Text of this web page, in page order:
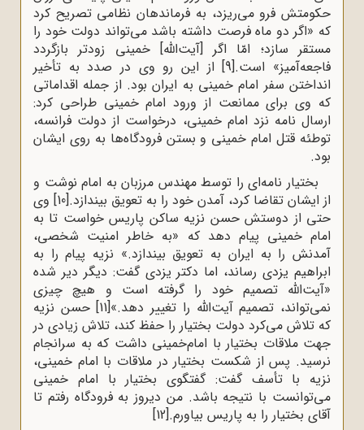
حکومتش‌ فرو می‌ریزد، به‌ فرماندهان‌ نظامی ‌تصریح‌ کرد
که «اگر دو ماه‌ فرصت‌ داشته‌ باشد می‌تواند دولت‌ خود را
مستقر سازد؛ امّا اگر [آیت‌الله] خمینی‌ زودتر بازگردد
فاجعه‌آمیز» است‌.[9] از این رو وی در صدد به تأخیر
انداختن سفر امام خمینی به ایران بود. از جمله اقداماتی
که وی برای ‌ممانعت‌ از ورود امام‌ خمینی‌ طراحی‌ کرد:
ارسال‌ نامه‌ نزد امام‌ خمینی‌، درخواست‌ از دولت‌ فرانسه‌،
توطئه قتل امام خمینی و بستن فرودگاه‌ها به روی ایشان
بود.
بختیار نامه‌ای‌ را توسط‌ مهندس‌ مرزبان‌ به‌ امام‌ نوشت‌ و
از ایشان‌ تقاضا کرد، آمدن‌ خود را به‌ تعویق‌ بیندازد.[10]
وی‌
حتی‌ از دوستش‌ حسن‌ نزیه‌ ساکن‌ پاریس‌ خواست‌ تا به
‌امام‌ خمینی‌ پیام‌ دهد که «به‌ خاطر امنیت‌ شخصی‌،
آمدنش‌ را به‌ ایران ‌به‌ تعویق‌ بیندازد.» نزیه‌ پیام‌ را به
ابراهیم‌ یزدی‌ رساند، اما دکتر یزدی‌ گفت‌: دیگر دیر شده
«آیت‌الله تصمیم‌ خود را گرفته‌ است‌ و هیچ‌ چیزی‌
نمی‌تواند، تصمیم‌ آیت‌الله را تغییر دهد.»[11] حسن‌ نزیه‌
که‌ تلاش‌ می‌کرد دولت‌ بختیار را حفظ‌ کند، تلاش‌ زیادی‌ در
جهت‌ ملاقات‌ بختیار با امام‌خمینی‌ داشت که به سرانجام
نرسید‌. پس‌ از شکست‌ بختیار در ملاقات‌ با امام‌ خمینی‌،
نزیه‌ با تأسف‌ گفت‌: گفتگوی‌ بختیار با امام‌ خمینی‌
می‌توانست‌ با نتیجه‌ باشد. من‌ دیروز به‌ فرودگاه‌ رفتم‌ تا
آقای‌ بختیار را به‌ پاریس‌ بیاورم‌.[12]